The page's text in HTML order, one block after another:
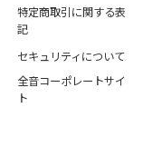
特定商取引に関する表
記
セキュリティについて
全音コーポレートサイ
ト